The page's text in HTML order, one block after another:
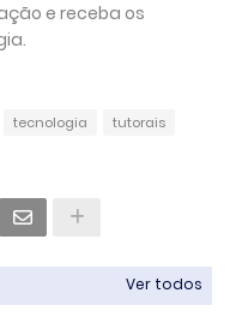
e receba os
tecnologia
tutorais
Ver todos